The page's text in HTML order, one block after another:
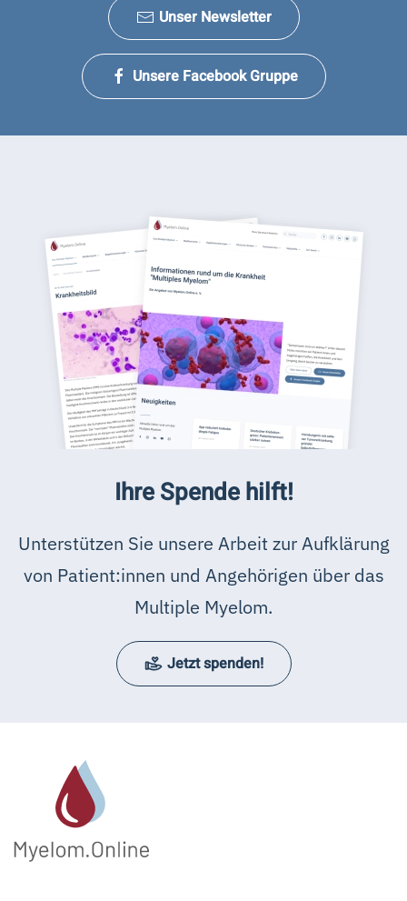
Unser Newsletter
Unsere Facebook Gruppe
Ihre Spende hilft!
Unterstützen Sie unsere Arbeit zur Aufklärung
von Patient:innen und Angehörigen über das
Multiple Myelom.
Jetzt spenden!